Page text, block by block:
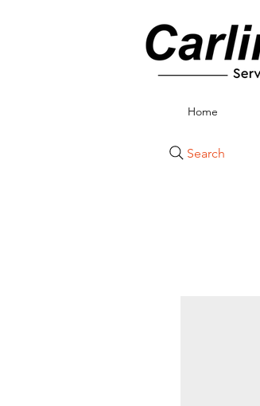
Home
Search